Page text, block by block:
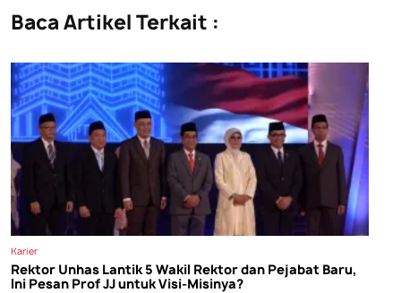
Baca Artikel Terkait :
Karier
Rektor Unhas Lantik 5 Wakil Rektor dan Pejabat Baru,
Ini Pesan Prof JJ untuk Visi-Misinya?